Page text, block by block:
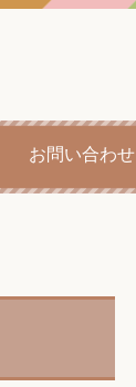
お問い合わせ